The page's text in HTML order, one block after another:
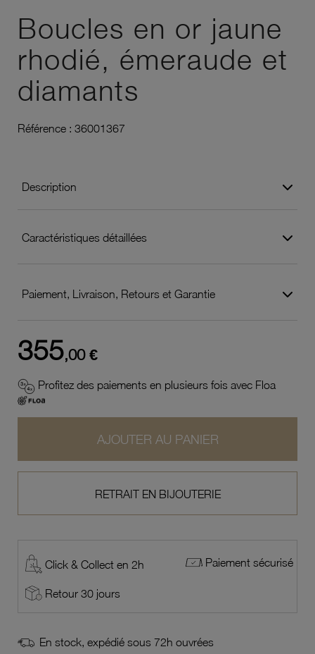
Boucles en or jaune
rhodié, émeraude et
diamants
Référence : 36001367
Description
Caractéristiques détaillées
Paiement, Livraison, Retours et Garantie
355,00 €
Profitez des paiements en plusieurs fois avec Floa
AJOUTER AU PANIER
RETRAIT EN BIJOUTERIE
Click & Collect en 2h Paiement sécurisé
Retour 30 jours
En stock, expédié sous 72h ouvrées